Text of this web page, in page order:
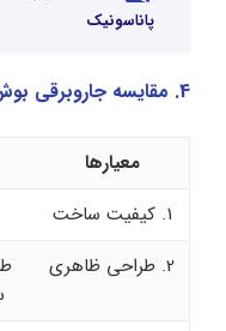
پاناسونیک
4. مقایسه جاروبرقی بوش با الکترولوکس
معیارها
1. کیفیت ساخت
2. طراحی ظاهری